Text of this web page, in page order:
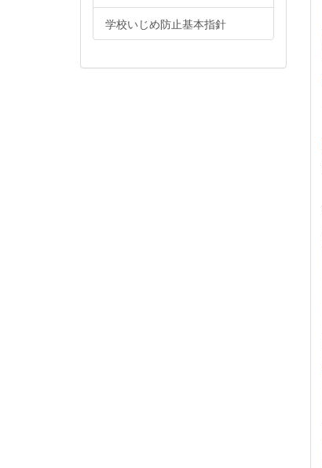
学校いじめ防止基本指針